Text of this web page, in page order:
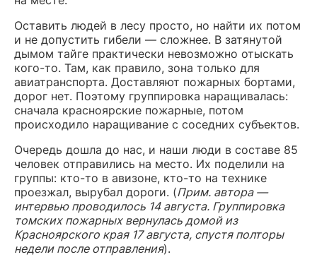
Оставить людей в лесу просто, но найти их потом
и не допустить гибели — сложнее. В затянутой
дымом тайге практически невозможно отыскать
кого-то. Там, как правило, зона только для
авиатранспорта. Доставляют пожарных бортами,
дорог нет. Поэтому группировка наращивалась:
сначала красноярские пожарные, потом
происходило наращивание с соседних субъектов.
Очередь дошла до нас, и наши люди в составе 85
человек отправились на место. Их поделили на
группы: кто-то в авизоне, кто-то на технике
проезжал, вырубал дороги. (Прим. автора —
интервью проводилось 14 августа. Группировка
томских пожарных вернулась домой из
Красноярского края 17 августа, спустя полторы
недели после отправления).